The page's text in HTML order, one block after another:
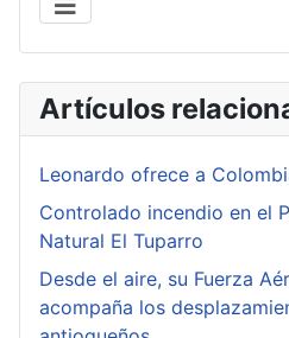
Artículos
Leonardo ofrece a
Controlado incendio en el
Natural El Tuparro
Desde el aire, su Fuerza
acompaña los